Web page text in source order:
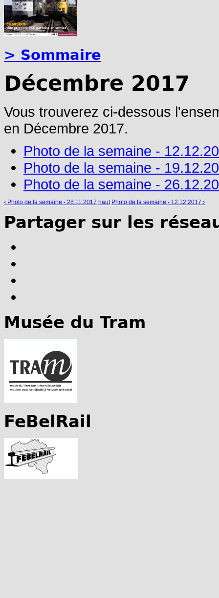
> Sommaire
Décembre 2017
Vous trouverez ci-dessous
en Décembre 2017.
Photo de la semaine -
Photo de la semaine -
Photo de la semaine -
‹ Photo de la semaine - 28.11.2017 haut Photo de la semaine - 12.12.2017 ›
Partager sur les
Musée du Tram
FeBelRail